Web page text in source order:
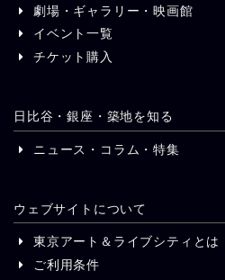
劇場・ギャラリー・映画館
イベント一覧
チケット購入
日比谷・銀座・築地を知る
ニュース・コラム・特集
ウェブサイトについて
東京アート＆ライブシティとは
ご利用条件